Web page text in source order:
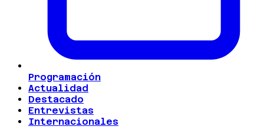
Programación
Actualidad
Destacado
Entrevistas
Internacionales